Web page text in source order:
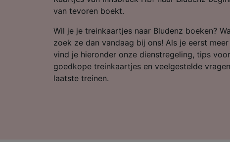
van tevoren boekt.
Wil je je treinkaartjes naar Bludenz boeken?
zoek ze dan vandaag bij ons! Als je eerst
vind je hieronder onze dienstregeling, tips
goedkope treinkaartjes en veelgestelde
laatste treinen.